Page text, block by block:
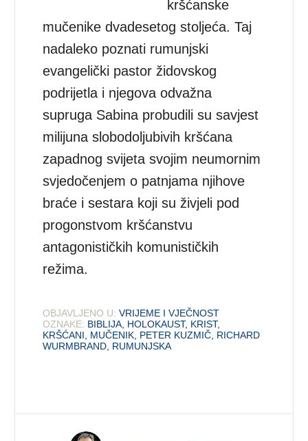
kršćanske
mučenike dvadesetog stoljeća. Taj
nadaleko poznati rumunjski
evangelički pastor židovskog
podrijetla i njegova odvažna
supruga Sabina probudili su savjest
milijuna slobodoljubivih kršćana
zapadnog svijeta svojim neumornim
svjedočenjem o patnjama njihove
braće i sestara koji su živjeli pod
progonstvom kršćanstvu
antagonističkih komunističkih
režima.
OBJAVLJENO U: VRIJEME I VJEČNOST
OZNAKE: BIBLIJA HOLOKAUST, KRIST,
KRŠĆANI
MUČENIK PETER KUZMIČ RICHARD
WURMBRAND RUMUNJSKA